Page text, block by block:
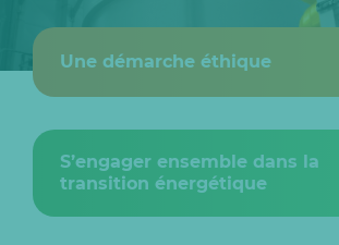
Une démarche éthique
S’engager ensemble dans la
transition énergétique